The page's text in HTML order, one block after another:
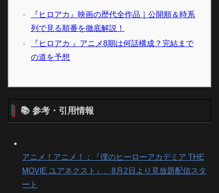
『ヒロアカ』映画の歴代全作品｜公開順＆時系
列で見る順番を徹底解説！
『ヒロアカ 』アニメ8期は何話構成？完結まで
の道を予想
📚 参考・引用情報
アニメ！アニメ！：『僕のヒーローアカデミア THE
MOVIE ユアネクスト』、8月2日より見放題配信スタ
ート